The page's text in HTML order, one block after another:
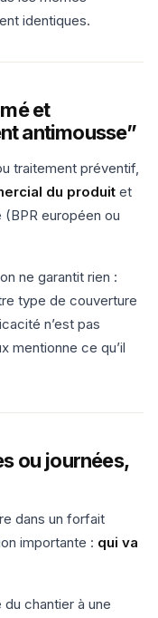
identiques.
et
antimousse”
traitement préventif,
du produit et
européen ou
ne garantit rien :
type de couverture
n’est pas
mentionne ce qu’il
ou journées,
dans un forfait
importante : qui va
chantier à une